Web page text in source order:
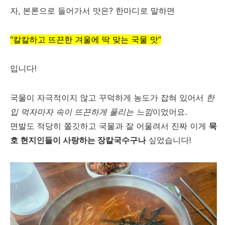
자, 본론으로 들어가서 맛은? 한마디로 말하면
“칼칼하고 뜨끈한 겨울에 딱 맞는 국물 맛”
입니다!
국물이 자극적이지 않고 꾸덕하게 농도가 잡혀 있어서 한
입 먹자마자 속이 뜨끈하게 풀리는 느낌이었어요.
면발도 적당히 쫄깃하고 국물과 잘 어울려서 진짜 이게 묵
호 현지인들이 사랑하는 장칼국수구나싶었습니다!